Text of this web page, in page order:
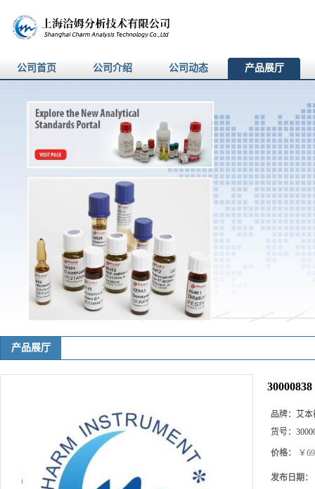
公司首页 公司介绍 公司动态 产品展厅
产品展厅
品牌： 艾本
货号：
价格： ￥
发布日期：